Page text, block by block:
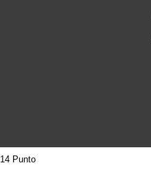
14 Punto